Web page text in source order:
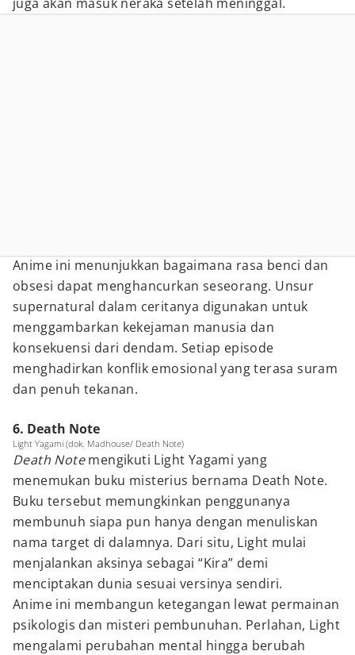
Anime ini menunjukkan bagaimana rasa benci dan
obsesi dapat menghancurkan seseorang. Unsur
supernatural dalam ceritanya digunakan untuk
menggambarkan kekejaman manusia dan
konsekuensi dari dendam. Setiap episode
menghadirkan konflik emosional yang terasa suram
dan penuh tekanan.
6. Death Note
Light Yagami (dok. Madhouse/ Death Note)
Death Notemengikuti Light Yagami yang
menemukan buku misterius bernama Death Note.
Buku tersebut memungkinkan penggunanya
membunuh siapa pun hanya dengan menuliskan
nama target di dalamnya. Dari situ, Light mulai
menjalankan aksinya sebagai “Kira” demi
menciptakan dunia sesuai versinya sendiri.
Anime ini membangun ketegangan lewat permainan
psikologis dan misteri pembunuhan. Perlahan, Light
mengalami perubahan mental hingga berubah